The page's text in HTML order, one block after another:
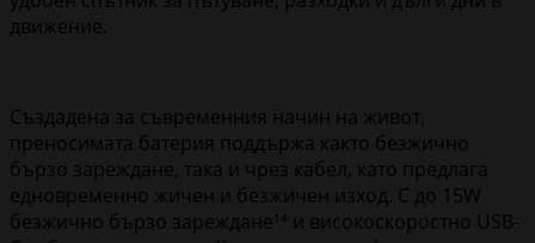
движение.
Създадена за съвременния начин на живот,
преносимата батерия поддържа както безжично
бързо зареждане, така и чрез кабел, като предлага
едновременно жичен и безжичен изход. С до 15W
безжично бързо зареждане¹⁴ и високоскоростно USB-